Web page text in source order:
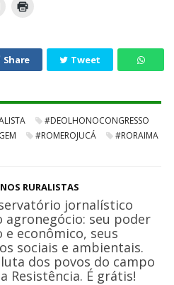
Share Tweet
#DEOLHONOCONGRESSO
#ROMEROJUCÁ
#RORAIMA
RURALISTAS
jornalístico
agronegócio: seu poder
econômico, seus
sociais e ambientais.
dos povos do campo
Resistência. É grátis!